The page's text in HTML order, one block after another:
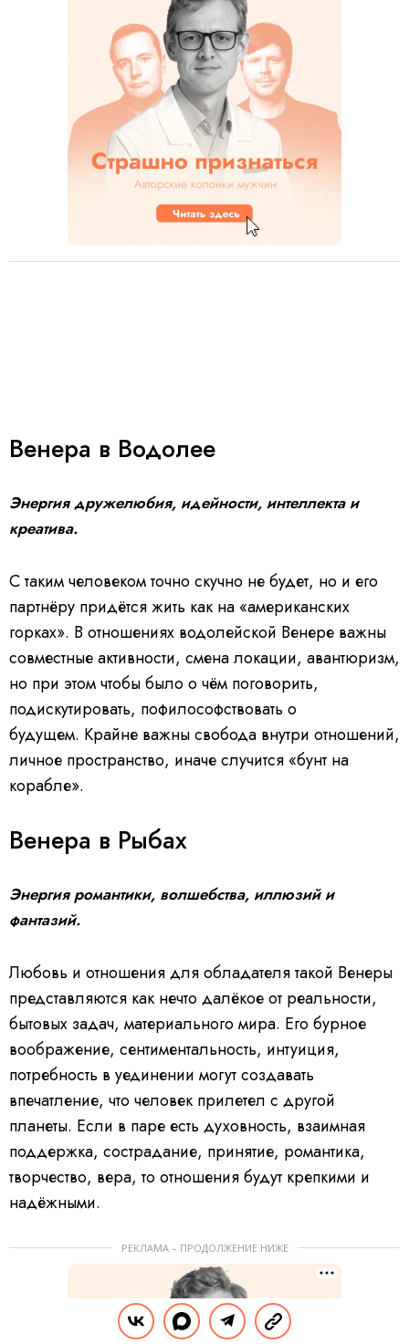
Венера в Водолее
Энергия дружелюбия, идейности, интеллекта и
креатива.
С таким человеком точно скучно не будет, но и его
партнёру придётся жить как на «американских
горках». В отношениях водолейской Венере важны
совместные активности, смена локации, авантюризм,
но при этом чтобы было о чём поговорить,
подискутировать, пофилософствовать о
будущем. Крайне важны свобода внутри отношений,
личное пространство, иначе случится «бунт на
корабле».
Венера в Рыбах
Энергия романтики, волшебства, иллюзий и
фантазий.
Любовь и отношения для обладателя такой Венеры
представляются как нечто далёкое от реальности,
бытовых задач, материального мира. Его бурное
воображение, сентиментальность, интуиция,
потребность в уединении могут создавать
впечатление, что человек прилетел с другой
планеты. Если в паре есть духовность, взаимная
поддержка, сострадание, принятие, романтика,
творчество, вера, то отношения будут крепкими и
надёжными.
РЕКЛАМА – ПРОДОЛЖЕНИЕ НИЖЕ